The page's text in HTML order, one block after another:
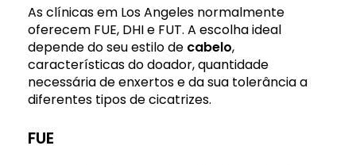
As clínicas em Los Angeles normalmente
oferecem FUE, DHI e FUT. A escolha ideal
depende do seu estilo de cabelo,
características do doador, quantidade
necessária de enxertos e da sua tolerância a
diferentes tipos de cicatrizes.
FUE